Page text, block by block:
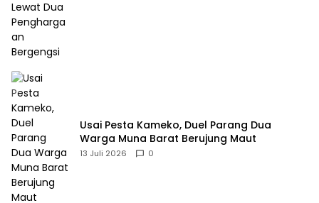
Usai Pesta Kameko, Duel Parang Dua
Warga Muna Barat Berujung Maut
13 Juli 2026 0